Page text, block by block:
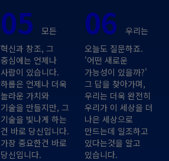
05
모든
혁신과 창조, 그
중심에는 언제나
사람이 있습니다.
하룹은 언제나 더욱
놀라운 가치와
기술을 만들지만, 그
기술을 빛나게 하는
건 바로 당신입니다.
가장 중요한건 바로
당신입니다.
06우리는
오늘도 질문하죠.
'어떤 새로운
가능성이 있을까?'
그 답을 찾아가며,
우리는 더욱 완전히
우리가 이 세상을 더
나은 세상으로
만드는데 일조하고
있다는것을 알고
있습니다.